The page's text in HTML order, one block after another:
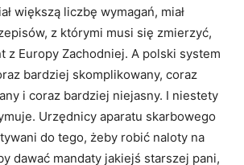
większą liczbę wymagań, miał
z którymi musi się zmierzyć,
z Europy Zachodniej. A polski system
bardziej skomplikowany, coraz
i coraz bardziej niejasny. I niestety
Urzędnicy aparatu skarbowego
do tego, żeby robić naloty na
dawać mandaty jakiejś starszej pani,